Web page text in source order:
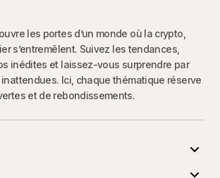
les portes d’un monde où la crypto,
s’entremêlent. Suivez les tendances,
inédites et laissez-vous surprendre par
Ici, chaque thématique réserve
et de rebondissements.